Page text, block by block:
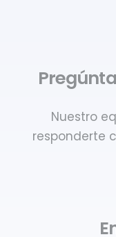
Nuestro
responderte